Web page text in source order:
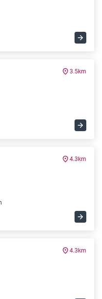
3.5km
4.3km
4.3km